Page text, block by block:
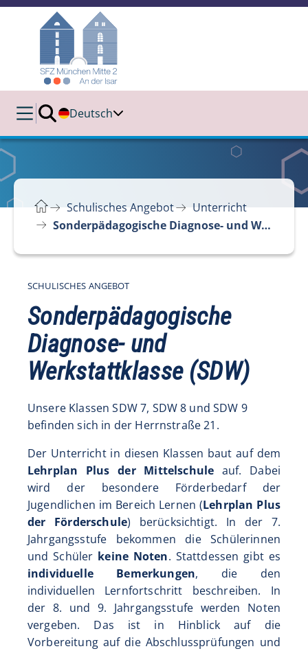
Deutsch
Schulisches Angebot
Unterricht
Sonderpädagogische Diagnose- und Werkstattklasse (Klassen 7-9)
SCHULISCHES ANGEBOT
Sonderpädagogische
Diagnose- und
Werkstattklasse (SDW)
Unsere Klassen SDW 7, SDW 8 und SDW 9
befinden sich in der Herrnstraße 21.
Der Unterricht in diesen Klassen baut auf dem
Lehrplan Plus der Mittelschule auf. Dabei
wird der besondere Förderbedarf der
Jugendlichen im Bereich Lernen (Lehrplan Plus
der Förderschule) berücksichtigt. In der 7.
Jahrgangsstufe bekommen die Schülerinnen
und Schüler keine Noten. Stattdessen gibt es
individuelle Bemerkungen, die den
individuellen Lernfortschritt beschreiben. In
der 8. und 9. Jahrgangsstufe werden Noten
vergeben. Das ist in Hinblick auf die
Vorbereitung auf die Abschlussprüfungen und